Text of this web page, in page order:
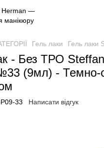
Гель лаки Гель лаки
- Без ТРО
(9мл) - Темно-
33 Написати відгук